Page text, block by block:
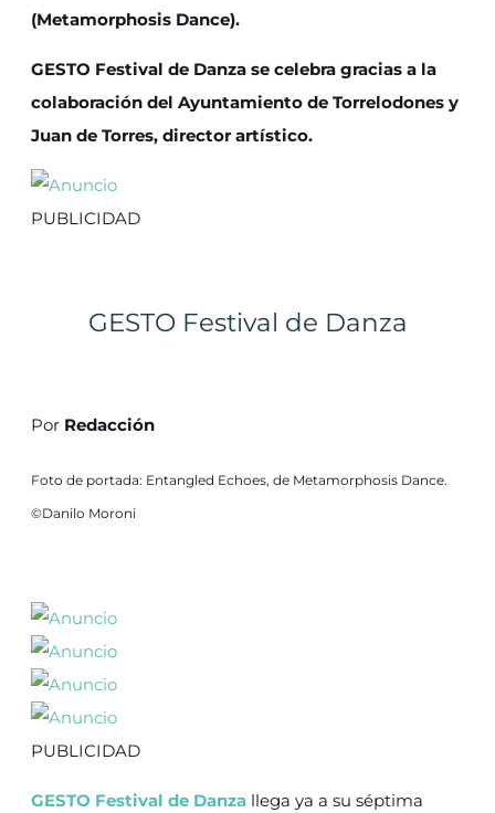
(Metamorphosis Dance).
GESTO Festival de Danza se celebra gracias a la
colaboración del Ayuntamiento de Torrelodones y
Juan de Torres, director artístico.
PUBLICIDAD
GESTO Festival de Danza
Por Redacción
Foto de portada: Entangled Echoes, de Metamorphosis Dance.
©Danilo Moroni
PUBLICIDAD
GESTO Festival de Danza llega ya a su séptima